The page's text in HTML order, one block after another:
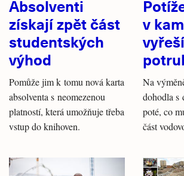
Absolventi
získají zpět část
studentských
výhod
Pomůže jim k tomu nová karta
absolventa s neomezenou
platností, která umožňuje třeba
vstup do knihoven.
v
Na
dohodla s
poté, co
část